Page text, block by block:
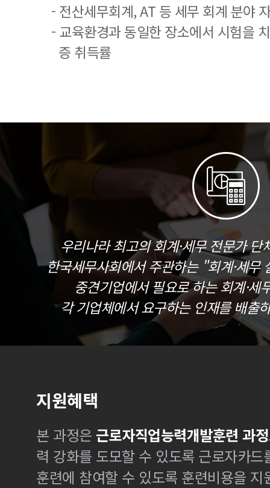
- 전산세무회계, AT 등 세무 회계 분야
- 교육환경과 동일한 장소에서 시험을
증 취득률
우리나라 최고의 회계·세무 전문가
한국세무사회에서 주관하는 "회계·세무
중견기업에서 필요로 하는 회계·세
각 기업체에서 요구하는 인재를 배출
지원혜택
본 과정은 근로자직업능력개발훈련 과정
력 강화를 도모할 수 있도록 근로자카
훈련에 참여할 수 있도록 훈련비용을 지